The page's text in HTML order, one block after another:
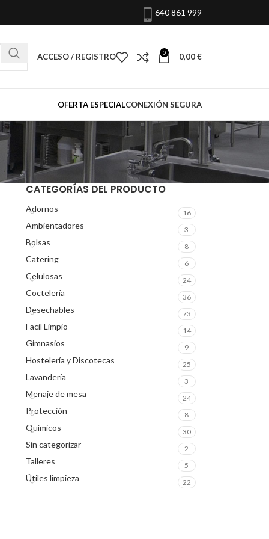
640 861 999
ACCESO / REGISTRO 0 0,00€
OFERTA ESPECIALCONEXIÓN SEGURA
CATEGORÍAS DEL PRODUCTO
Adornos 16
Ambientadores 3
Bolsas 8
Catering 6
Celulosas 24
Coctelería 36
Desechables 73
Facil Limpio 14
Gimnasios 9
Hostelería y Discotecas 25
Lavandería 3
Menaje de mesa 24
Protección 8
Químicos 30
Sin categorizar 2
Talleres 5
Útiles limpieza 22